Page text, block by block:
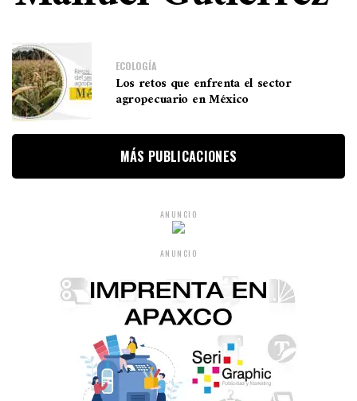
ECOLOGÍA
Los retos que enfrenta el sector
agropecuario en México
MÁS PUBLICACIONES
ANUNCIO
ANUNCIO